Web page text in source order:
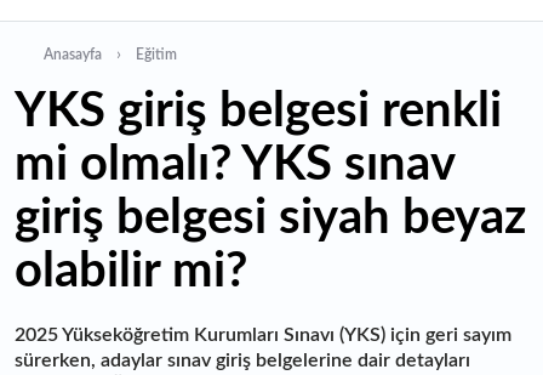
Anasayfa Eğitim
YKS giriş belgesi renkli
mi olmalı? YKS sınav
giriş belgesi siyah beyaz
olabilir mi?
2025 Yükseköğretim Kurumları Sınavı (YKS) için geri sayım
sürerken, adaylar sınav giriş belgelerine dair detayları